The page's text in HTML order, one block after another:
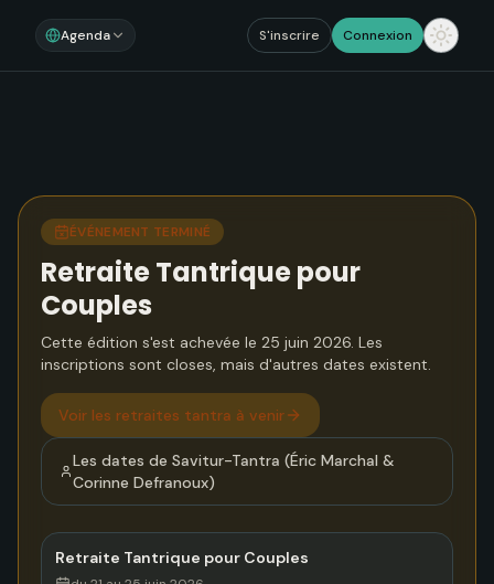
Agenda S'inscrire Connexion
ÉVÉNEMENT TERMINÉ
Retraite Tantrique pour
Couples
Cette édition s'est achevée le 25 juin 2026. Les
inscriptions sont closes, mais d'autres dates existent.
Voir les retraites tantra à venir
Les dates deSavitur-Tantra (Éric Marchal &
Corinne Defranoux)
Retraite Tantrique pour Couples